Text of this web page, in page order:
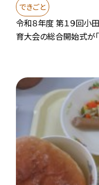
できごと
令和８年度 第１９回小
育大会の総合開始式が